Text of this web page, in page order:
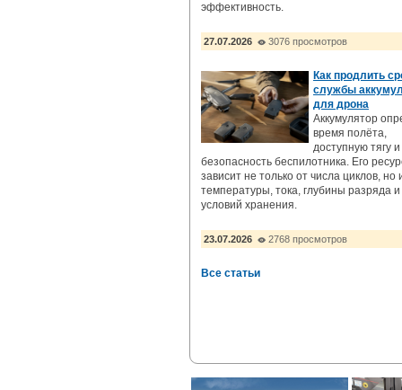
эффективность.
27.07.2026 3076 просмотров
Как продлить
службы
для дрона
Аккумулятор
время полёта,
доступную тягу и
безопасность беспилотника. Его
зависит не только от числа циклов, но
температуры, тока, глубины разряда и
условий хранения.
23.07.2026 2768 просмотров
Все статьи